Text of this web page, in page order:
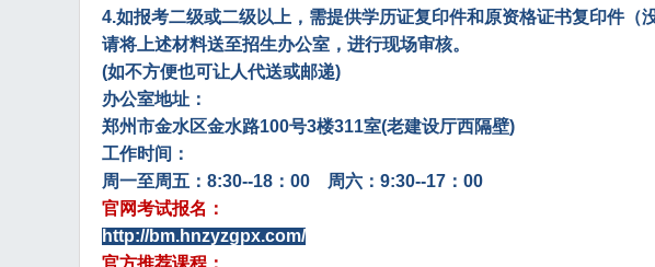
4.如报考二级或二级以上，需提供学历证复印件和原资格证书复印件（
请将上述材料送至招生办公室，进行现场审核。
(如不方便也可让人代送或邮递)
办公室地址：
郑州市金水区金水路100号3楼311室(老建设厅西隔壁)
工作时间：
周一至周五：8:30--18：00 周六：9:30--17：00
官网考试报名：
http://bm.hnzyzgpx.com/
官方推荐课程：